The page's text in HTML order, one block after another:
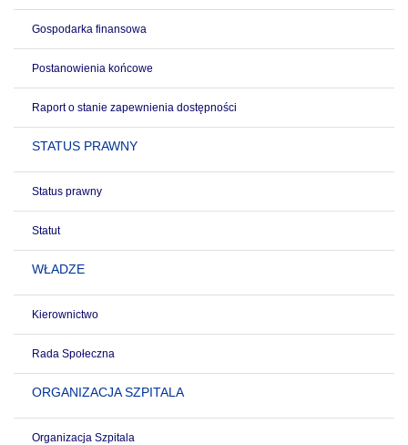
Gospodarka finansowa
Postanowienia końcowe
Raport o stanie zapewnienia dostępności
STATUS PRAWNY
Status prawny
Statut
WŁADZE
Kierownictwo
Rada Społeczna
ORGANIZACJA SZPITALA
Organizacja Szpitala